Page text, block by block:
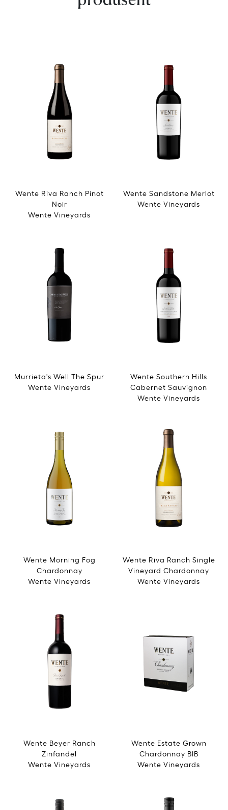
Wente Riva Ranch Pinot
Noir
Wente Vineyards
Wente Sandstone Merlot
Wente Vineyards
Murrieta's Well The Spur
Wente Vineyards
Wente Southern Hills
Cabernet Sauvignon
Wente Vineyards
Wente Morning Fog
Chardonnay
Wente Vineyards
Wente Riva Ranch Single
Vineyard Chardonnay
Wente Vineyards
Wente Beyer Ranch
Zinfandel
Wente Vineyards
Wente Estate Grown
Chardonnay BIB
Wente Vineyards